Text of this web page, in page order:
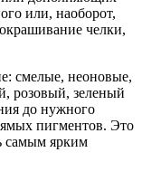
или, наоборот,
челки,
смелые, неоновые,
розовый, зеленый
до нужного
пигментов. Это
самым ярким